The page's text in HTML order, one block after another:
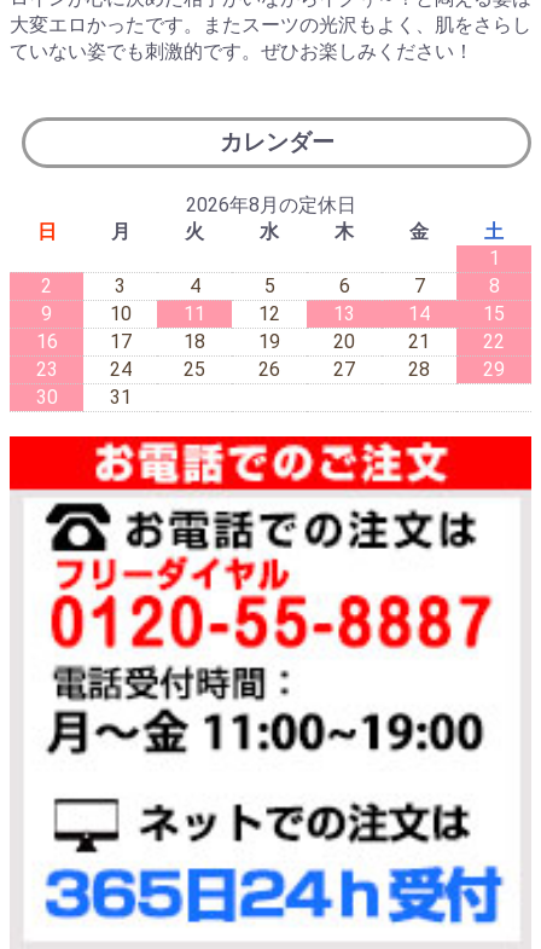
大変エロかったです。またスーツの光沢もよく、肌をさらし
ていない姿でも刺激的です。ぜひお楽しみください！
カレンダー
2026年8月の定休日
日
月 火 水 木 金
土
1
2
3 4 5 6 7
8
9
10 11 12 13 14
15
16
17 18 19 20 21
22
23
24 25 26 27 28
29
30
31